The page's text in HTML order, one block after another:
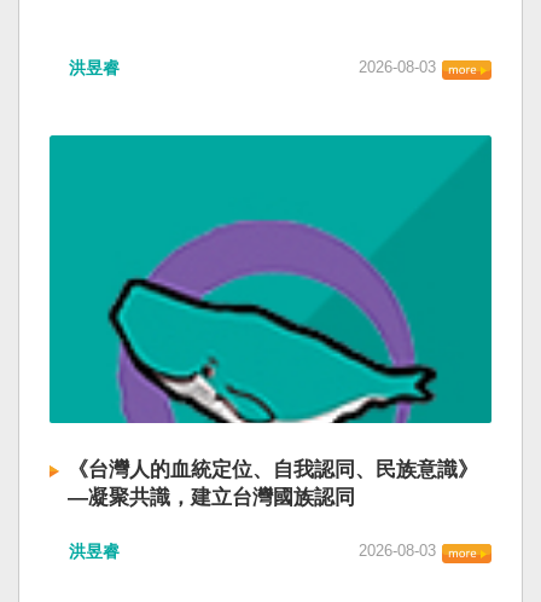
洪昱睿 2026-08-03
《台灣人的血統定位、自我認同、民族意識》
—凝聚共識，建立台灣國族認同
洪昱睿 2026-08-03